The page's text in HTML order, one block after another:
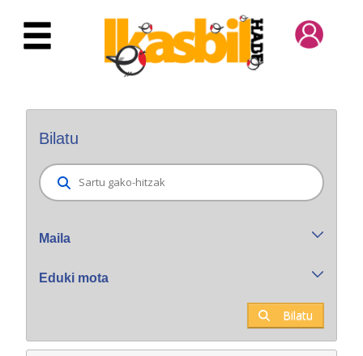
Eduki nagusira joan
Bilatu
Maila
Eduki mota
Bilatu